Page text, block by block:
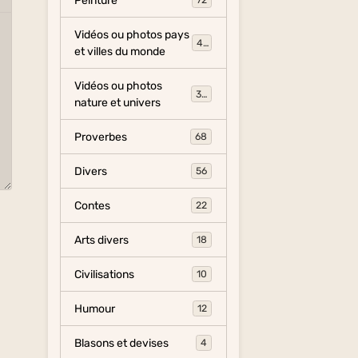
Vidéos ou photos pays
et villes du monde
454
Vidéos ou photos
nature et univers
325
Proverbes 68
Divers 56
Contes 22
Arts divers 18
Civilisations 10
Humour 12
Blasons et devises 4